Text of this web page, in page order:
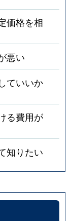
価格を相
悪い
ていいか
る費用が
知りたい